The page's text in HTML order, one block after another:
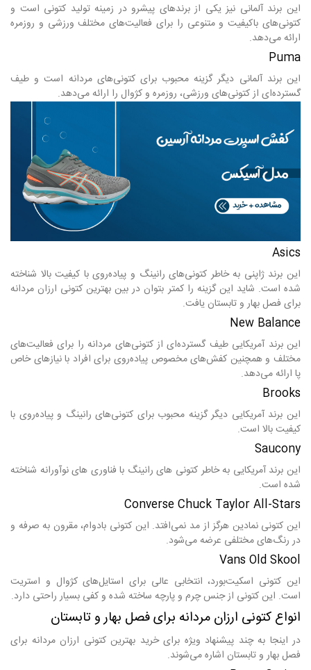
این برند آلمانی نیز یکی از برندهای پیشرو در زمینه تولید کتونی است و
کتونی‌های باکیفیت و متنوعی را برای فعالیت‌های مختلف ورزشی و روزمره
ارائه می‌دهد.
Puma
این برند آلمانی دیگر گزینه محبوب برای کتونی‌های مردانه است و طیف
گسترده‌ای از کتونی‌های ورزشی، روزمره و کژوال را ارائه می‌دهد.
Asics
این برند ژاپنی به خاطر کتونی‌های رانینگ و پیاده‌روی با کیفیت بالا شناخته
شده است. شاید این گزینه را کمتر بتوان در بین بهترین کتونی ارزان مردانه
برای فصل بهار و تابستان یافت.
New Balance
این برند آمریکایی طیف گسترده‌ای از کتونی‌های مردانه را برای فعالیت‌های
مختلف و همچنین کفش‌های مخصوص پیاده‌روی برای افراد با نیازهای خاص
پا ارائه می‌دهد.
Brooks
این برند آمریکایی دیگر گزینه محبوب برای کتونی‌های رانینگ و پیاده‌روی با
کیفیت بالا است.
Saucony
این برند آمریکایی به خاطر کتونی های رانینگ با فناوری های نوآورانه شناخته
شده است.
Converse Chuck Taylor All-Stars
این کتونی نمادین هرگز از مد نمی‌افتد. این کتونی بادوام، مقرون به صرفه و
در رنگ‌های مختلفی عرضه می‌شود.
Vans Old Skool
این کتونی اسکیت‌بورد، انتخابی عالی برای استایل‌های کژوال و استریت
است. این کتونی از جنس چرم و پارچه ساخته شده و کفی بسیار راحتی دارد.
انواع کتونی ارزان مردانه برای فصل بهار و تابستان
در اینجا به چند پیشنهاد ویژه برای خرید بهترین کتونی ارزان مردانه برای
فصل بهار و تابستان اشاره می‌شوند.